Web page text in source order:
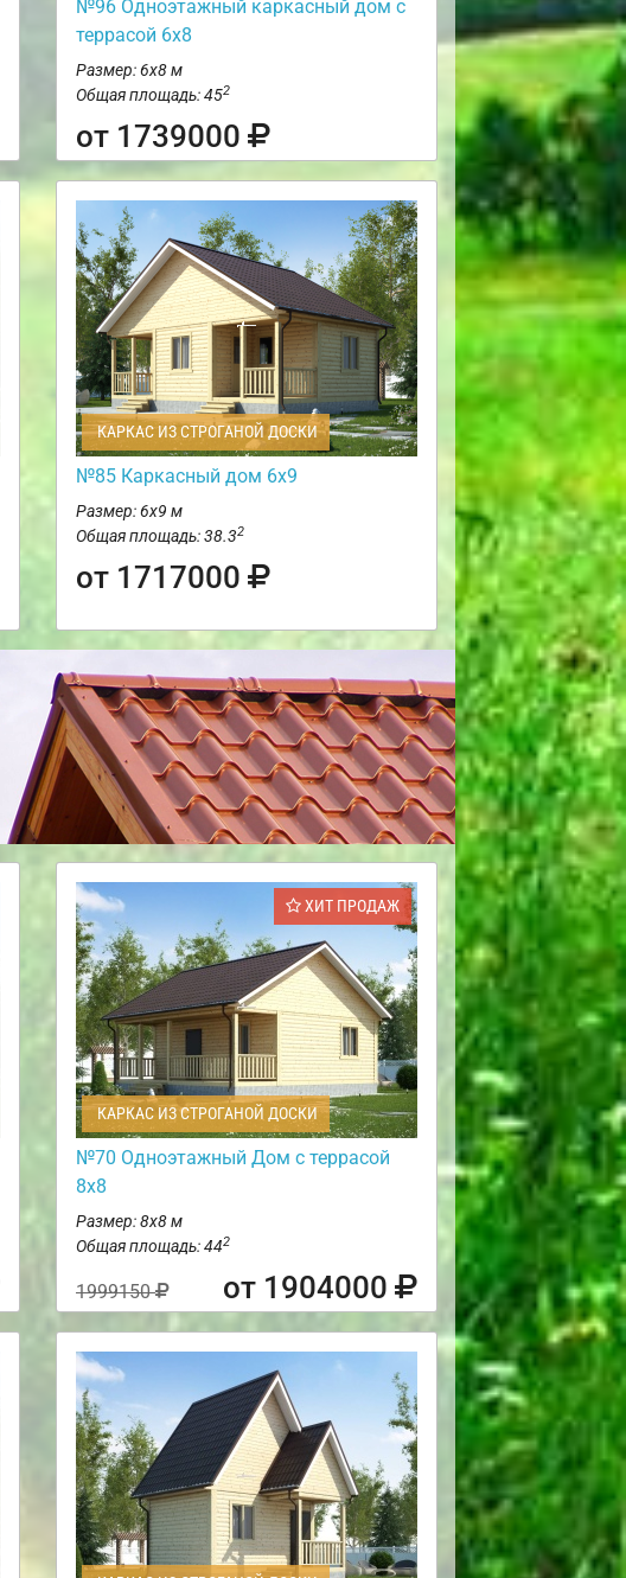
№96 Одноэтажный каркасный дом с
террасой 6х8
Размер: 6х8 м
Общая площадь: 452
от 1739000
КАРКАС ИЗ СТРОГАНОЙ ДОСКИ
№85 Каркасный дом 6х9
Размер: 6х9 м
Общая площадь: 38.32
от 1717000
ХИТ ПРОДАЖ
КАРКАС ИЗ СТРОГАНОЙ ДОСКИ
№70 Одноэтажный Дом с террасой
8х8
Размер: 8х8 м
Общая площадь: 442
1999150 от 1904000